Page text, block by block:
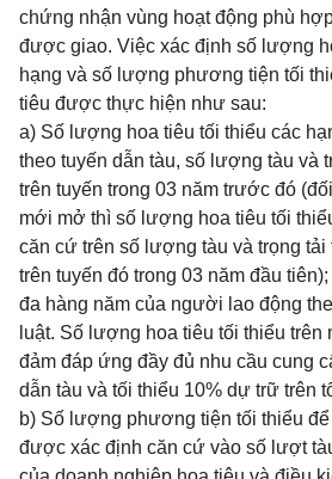
chứng nhận vùng hoạt động phù
được giao. Việc xác định số lượng
hạng và số lượng phương tiện tối
tiêu được thực hiện như sau:
a) Số lượng hoa tiêu tối thiểu các
theo tuyến dẫn tàu, số lượng tàu và
trên tuyến trong 03 năm trước đó
mới mở thì số lượng hoa tiêu tối
căn cứ trên số lượng tàu và trọng tải
trên tuyến đó trong 03 năm đầu
đa hàng năm của người lao động
luật. Số lượng hoa tiêu tối thiểu trên
đảm đáp ứng đầy đủ nhu cầu cung
dẫn tàu và tối thiểu 10% dự trữ trên
b) Số lượng phương tiện tối thiểu
được xác định căn cứ vào số lượt